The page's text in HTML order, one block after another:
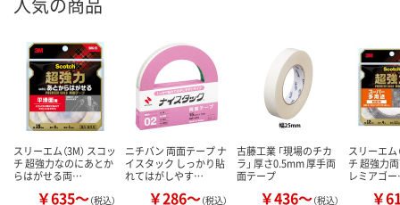
スリーエム（3M） スコッ
チ 超強力なのにあとか
らはがせる両…
￥635～（税込）
ニチバン 両面テープ ナ
イスタック しっかり貼
れてはがしやす…
￥286～（税込）
古藤工業 「現場のチカ
ラ」 厚さ0.5mm 厚手両
面テープ
￥436～（税込）
スリーエム
チ 超強力
レミアゴ
￥